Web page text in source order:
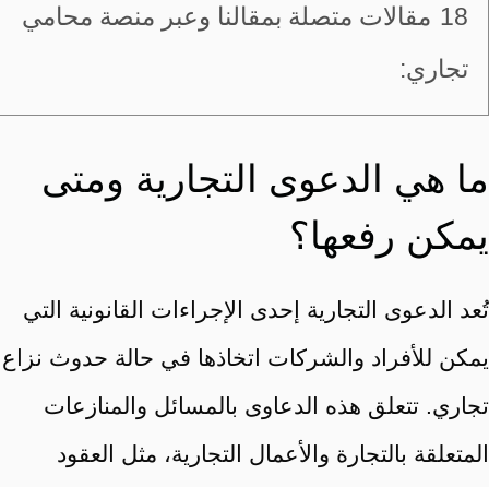
18 مقالات متصلة بمقالنا وعبر منصة محامي
تجاري:
ما هي الدعوى التجارية ومتى
يمكن رفعها؟
تُعد الدعوى التجارية إحدى الإجراءات القانونية التي
يمكن للأفراد والشركات اتخاذها في حالة حدوث نزاع
تجاري. تتعلق هذه الدعاوى بالمسائل والمنازعات
المتعلقة بالتجارة والأعمال التجارية، مثل العقود